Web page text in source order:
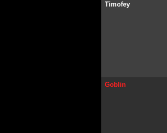
Timofey
Goblin